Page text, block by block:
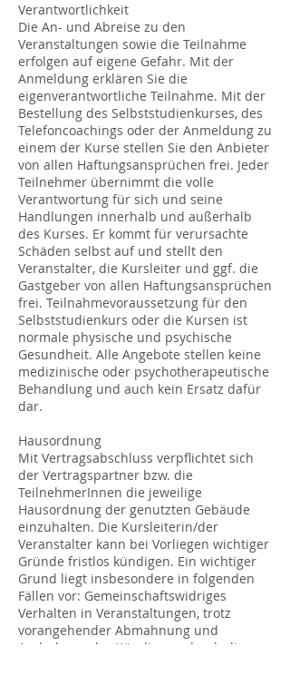
Verantwortlichkeit
Die An- und Abreise zu den
Veranstaltungen sowie die Teilnahme
erfolgen auf eigene Gefahr. Mit der
Anmeldung erklären Sie die
eigenverantwortliche Teilnahme. Mit der
Bestellung des Selbststudienkurses, des
Telefoncoachings oder der Anmeldung zu
einem der Kurse stellen Sie den Anbieter
von allen Haftungsansprüchen frei. Jeder
Teilnehmer übernimmt die volle
Verantwortung für sich und seine
Handlungen innerhalb und außerhalb
des Kurses. Er kommt für verursachte
Schäden selbst auf und stellt den
Veranstalter, die Kursleiter und ggf. die
Gastgeber von allen Haftungsansprüchen
frei. Teilnahmevoraussetzung für den
Selbststudienkurs oder die Kursen ist
normale physische und psychische
Gesundheit. Alle Angebote stellen keine
medizinische oder psychotherapeutische
Behandlung und auch kein Ersatz dafür
dar.
Hausordnung
Mit Vertragsabschluss verpflichtet sich
der Vertragspartner bzw. die
TeilnehmerInnen die jeweilige
Hausordnung der genutzten Gebäude
einzuhalten. Die Kursleiterin/der
Veranstalter kann bei Vorliegen wichtiger
Gründe fristlos kündigen. Ein wichtiger
Grund liegt insbesondere in folgenden
Fällen vor: Gemeinschaftswidriges
Verhalten in Veranstaltungen, trotz
vorangehender Abmahnung und
Androhung der Kündigung durch die